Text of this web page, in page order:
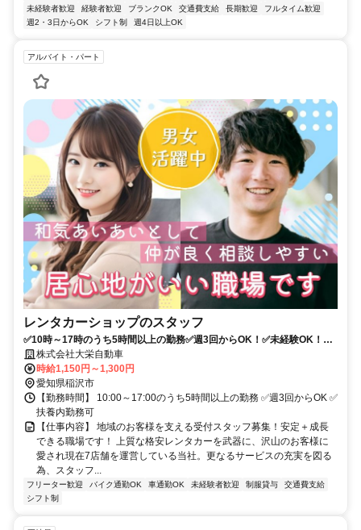
未経験者歓迎
経験者歓迎 ブランクOK 交通費支給 長期歓迎
フルタイム歓迎
週2・3日からOK
シフト制 週4日以上OK
アルバイト・パート
レンタカーショップのスタッフ
✅10時～17時のうち5時間以上の勤務✅週3回からOK！✅未経験OK！サ
ポート体制充実✅応募後２日以内にご連絡いたします！ 【お電話からも
応募受付中！0587-96-8280】
株式会社大栄自動車
時給1,150円～1,300円
愛知県稲沢市
【勤務時間】 10:00～17:00のうち5時間以上の勤務 ✅週3回からOK ✅
扶養内勤務可
【仕事内容】 地域のお客様を支える受付スタッフ募集！安定＋成長
できる職場です！ 上質な格安レンタカーを武器に、沢山のお客様に
愛され現在7店舗を運営している当社。更なるサービスの充実を図る
為、スタッフ...
フリーター歓迎 バイク通勤OK 車通勤OK 未経験者歓迎 制服貸与
交通費支給
シフト制